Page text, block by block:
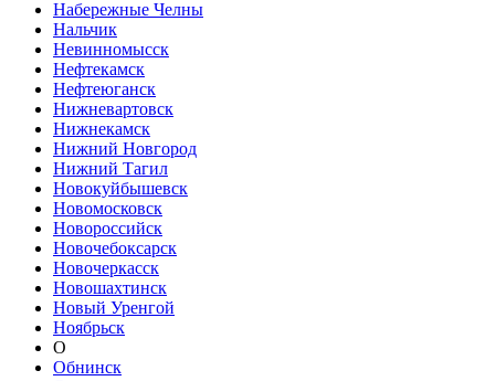
Набережные Челны
Нальчик
Невинномысск
Нефтекамск
Нефтеюганск
Нижневартовск
Нижнекамск
Нижний Новгород
Нижний Тагил
Новокуйбышевск
Новомосковск
Новороссийск
Новочебоксарск
Новочеркасск
Новошахтинск
Новый Уренгой
Ноябрьск
О
Обнинск